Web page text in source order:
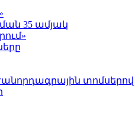
35 ամյակ
տոմսերով